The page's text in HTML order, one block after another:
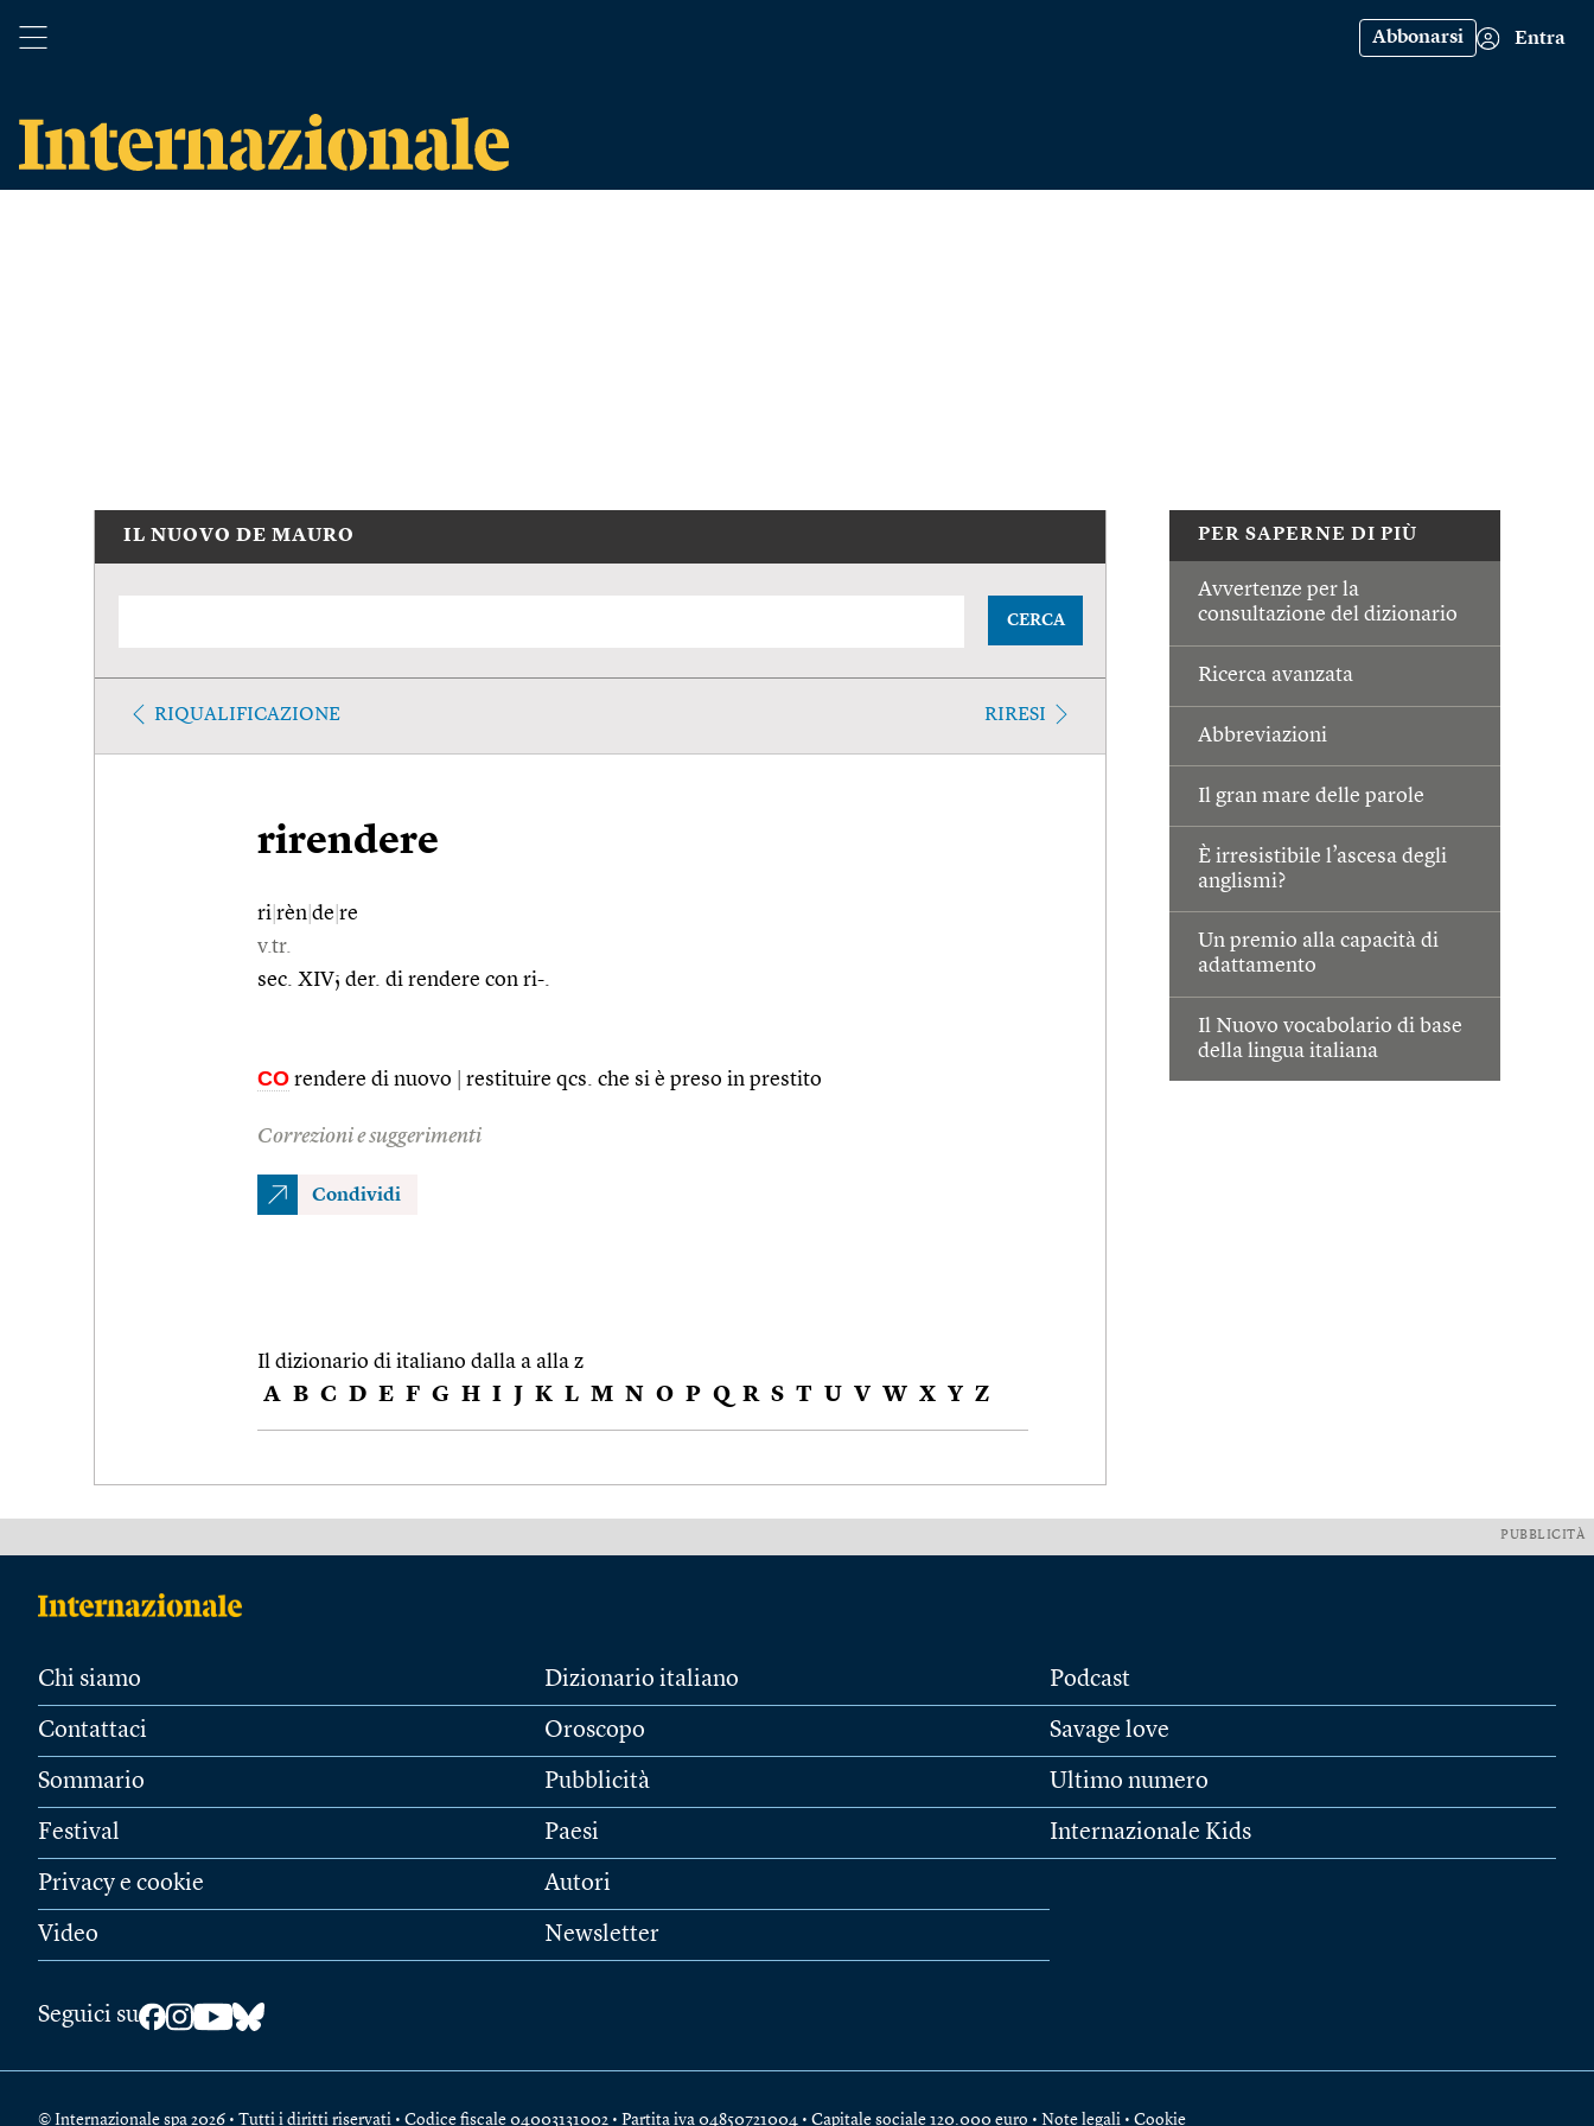
Abbonarsi Entra
PER SAPERNE DI PIÙ
Avvertenze per la
consultazione del dizionario
Ricerca avanzata
Abbreviazioni
Il gran mare delle parole
È irresistibile l’ascesa degli
anglismi?
Un premio alla capacità di
adattamento
Il Nuovo vocabolario di base
della lingua italiana
IL NUOVO DE MAURO
CERCA
RIQUALIFICAZIONE RIRESI
rirendere
ri rèn de re
v.tr.
sec. XIV; der. di rendere con ri-.
CO rendere di nuovo restituire qcs. che si è preso in prestito
Correzioni e suggerimenti
Condividi
Il dizionario di italiano dalla a alla z
A B C D E F G H I J K L M N O P Q R S T U V W X Y Z
PUBBLICITÀ
Chi siamo
Contattaci
Sommario
Festival
Privacy e cookie
Video
Dizionario italiano
Oroscopo
Pubblicità
Paesi
Autori
Newsletter
Podcast
Savage love
Ultimo numero
Internazionale Kids
Seguici su
© Internazionale spa 2026 • Tutti i diritti riservati • Codice fiscale 04003131002 • Partita iva 04850721004 • Capitale sociale 120.000 euro • Note legali • Cookie